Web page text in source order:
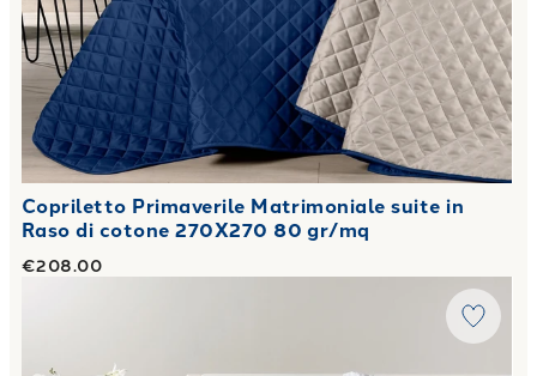
Copriletto Primaverile Matrimoniale suite in
Raso di cotone 270X270 80 gr/mq
€208.00
Copriletto Primaverile Matrimoniale roma in